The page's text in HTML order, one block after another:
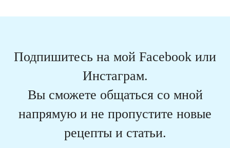
Подпишитесь на мой Facebook или
Инстаграм.
Вы сможете общаться со мной
напрямую и не пропустите новые
рецепты и статьи.